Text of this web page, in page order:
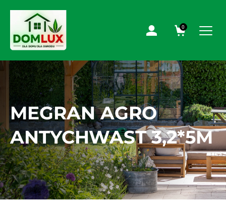
0
MEGRAN AGRO
ANTYCHWAST 3,2*5M